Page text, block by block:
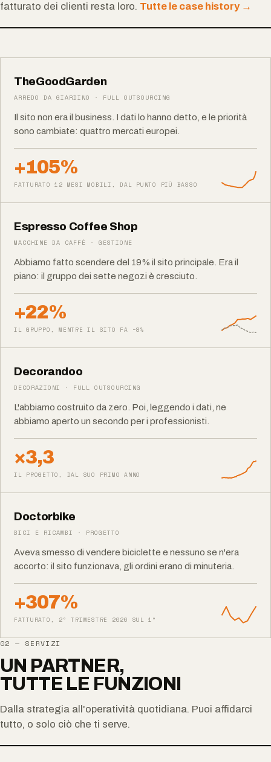
fatturato dei clienti resta loro. Tutte le case history →
TheGoodGarden
ARREDO DA GIARDINO · FULL OUTSOURCING
Il sito non era il business. I dati lo hanno detto, e le priorità
sono cambiate: quattro mercati europei.
+105%
FATTURATO 12 MESI MOBILI, DAL PUNTO PIÙ BASSO
Espresso Coffee Shop
MACCHINE DA CAFFÈ · GESTIONE
Abbiamo fatto scendere del 19% il sito principale. Era il
piano: il gruppo dei sette negozi è cresciuto.
+22%
IL GRUPPO, MENTRE IL SITO FA −8%
Decorandoo
DECORAZIONI · FULL OUTSOURCING
L'abbiamo costruito da zero. Poi, leggendo i dati, ne
abbiamo aperto un secondo per i professionisti.
×3,3
IL PROGETTO, DAL SUO PRIMO ANNO
Doctorbike
BICI E RICAMBI · PROGETTO
Aveva smesso di vendere biciclette e nessuno se n'era
accorto: il sito funzionava, gli ordini erano di minuteria.
+307%
FATTURATO, 2° TRIMESTRE 2026 SUL 1°
02 — SERVIZI
UN PARTNER,
TUTTE LE FUNZIONI
Dalla strategia all'operatività quotidiana. Puoi affidarci
tutto, o solo ciò che ti serve.